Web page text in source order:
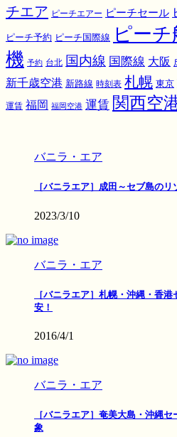
チエア ピーチエアー ピーチセール
ピーチ予約 ピーチ国際線 ピーチ
機 予約 台北 国内線 国際線 大阪
新千歳空港 新路線 時刻表 札幌 東京
運賃 福岡 福岡空港 運賃 関西空
バニラ・エア
［バニラエア］成田～セブ島の
2023/3/10
バニラ・エア
［バニラエア］札幌・沖縄・香
安！
2016/4/1
バニラ・エア
［バニラエア］奄美大島・沖縄
象